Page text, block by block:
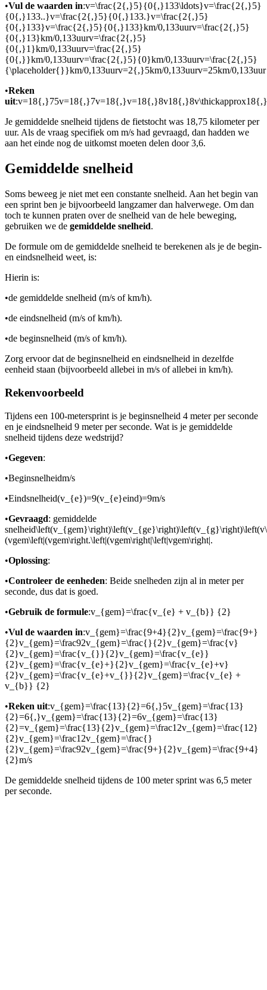
•Vul de waarden in:v=\frac{2{,}5}{0{,}133\ldots}v=\frac{2{,}5}
{0{,}133..}v=\frac{2{,}5}{0{,}133.}v=\frac{2{,}5}
{0{,}133}v=\frac{2{,}5}{0{,}133}km/0,133uurv=\frac{2{,}5}
{0{,}13}km/0,133uurv=\frac{2{,}5}
{0{,}1}km/0,133uurv=\frac{2{,}5}
{0{,}}km/0,133uurv=\frac{2{,}5}{0}km/0,133uurv=\frac{2{,}5}
{\placeholder{}}km/0,133uurv=2{,}5km/0,133uurv=25km/0,133uur
•Reken
uit:
Je gemiddelde snelheid tijdens de fietstocht was 18,75 kilometer per
uur. Als de vraag specifiek om m/s had gevraagd, dan hadden we
aan het einde nog de uitkomst moeten delen door 3,6.
Gemiddelde snelheid
Soms beweeg je niet met een constante snelheid. Aan het begin van
een sprint ben je bijvoorbeeld langzamer dan halverwege. Om dan
toch te kunnen praten over de snelheid van de hele beweging,
gebruiken we de gemiddelde snelheid.
De formule om de gemiddelde snelheid te berekenen als je de begin-
en eindsnelheid weet, is:
Hierin is:
•de gemiddelde snelheid (m/s of km/h).
•de eindsnelheid (m/s of km/h).
•de beginsnelheid (m/s of km/h).
Zorg ervoor dat de beginsnelheid en eindsnelheid in dezelfde
eenheid staan (bijvoorbeeld allebei in m/s of allebei in km/h).
Rekenvoorbeeld
Tijdens een 100-metersprint is je beginsnelheid 4 meter per seconde
en je eindsnelheid 9 meter per seconde. Wat is je gemiddelde
snelheid tijdens deze wedstrijd?
•Gegeven:
•Beginsnelheidm/s
•Eindsnelheid(v_{e})=9(v_{e}eind)=9m/s
•Gevraagd: gemiddelde
snelheid
(vgem\left|(vgem\right.\left|(vgem\right|\left|vgem\right|.
•Oplossing:
•Controleer de eenheden: Beide snelheden zijn al in meter per
seconde, dus dat is goed.
•Gebruik de formule:v_{gem}=\frac{v_{e} + v_{b}} {2}
•Vul de waarden in:v_{gem}=\frac{9+4}{2}v_{gem}=\frac{9+}
{2}v_{gem}=\frac92v_{gem}=\frac{}{2}v_{gem}=\frac{v}
{2}v_{gem}=\frac{v_{}}{2}v_{gem}=\frac{v_{e}}
{2}v_{gem}=\frac{v_{e}+}{2}v_{gem}=\frac{v_{e}+v}
{2}v_{gem}=\frac{v_{e}+v_{}}{2}v_{gem}=\frac{v_{e} +
v_{b}} {2}
•Reken uit:v_{gem}=\frac{13}{2}=6{,}5v_{gem}=\frac{13}
{2}=6{,}v_{gem}=\frac{13}{2}=6v_{gem}=\frac{13}
{2}=v_{gem}=\frac{13}{2}v_{gem}=\frac12v_{gem}=\frac{12}
{2}v_{gem}=\frac12v_{gem}=\frac{}
{2}v_{gem}=\frac92v_{gem}=\frac{9+}{2}v_{gem}=\frac{9+4}
{2}m/s
De gemiddelde snelheid tijdens de 100 meter sprint was 6,5 meter
per seconde.